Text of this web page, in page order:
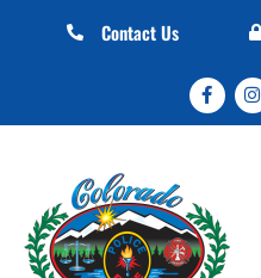
Contact Us